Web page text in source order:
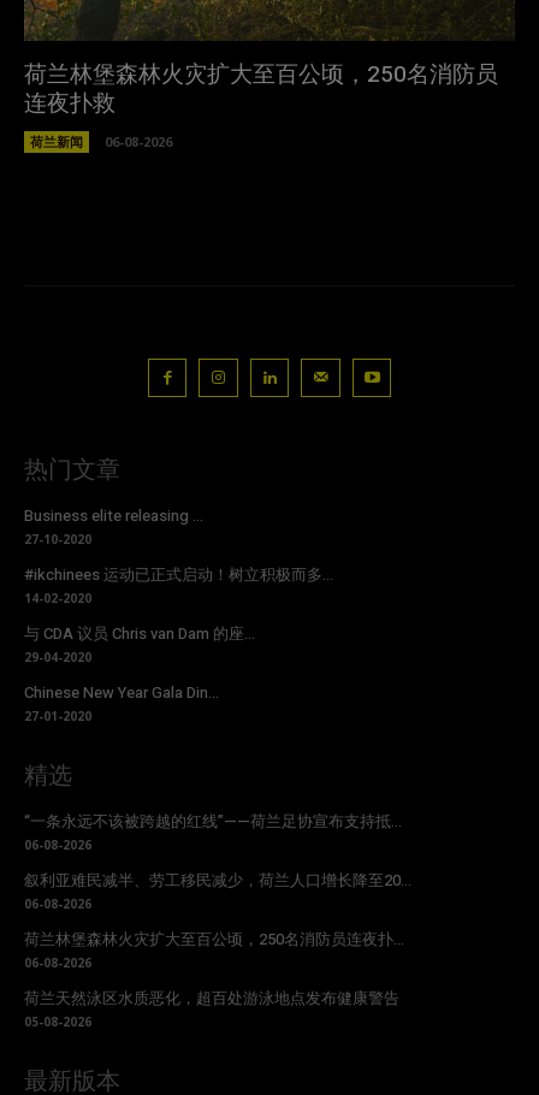
荷兰林堡森林火灾扩大至百公顷，250名消防员
连夜扑救
荷兰新闻 06-08-2026
热门文章
Business elite releasing ...
27-10-2020
#ikchinees 运动已正式启动！树立积极而多...
14-02-2020
与 CDA 议员 Chris van Dam 的座...
29-04-2020
Chinese New Year Gala Din...
27-01-2020
精选
“一条永远不该被跨越的红线”——荷兰足协宣布支持抵...
06-08-2026
叙利亚难民减半、劳工移民减少，荷兰人口增长降至20...
06-08-2026
荷兰林堡森林火灾扩大至百公顷，250名消防员连夜扑...
06-08-2026
荷兰天然泳区水质恶化，超百处游泳地点发布健康警告
05-08-2026
最新版本